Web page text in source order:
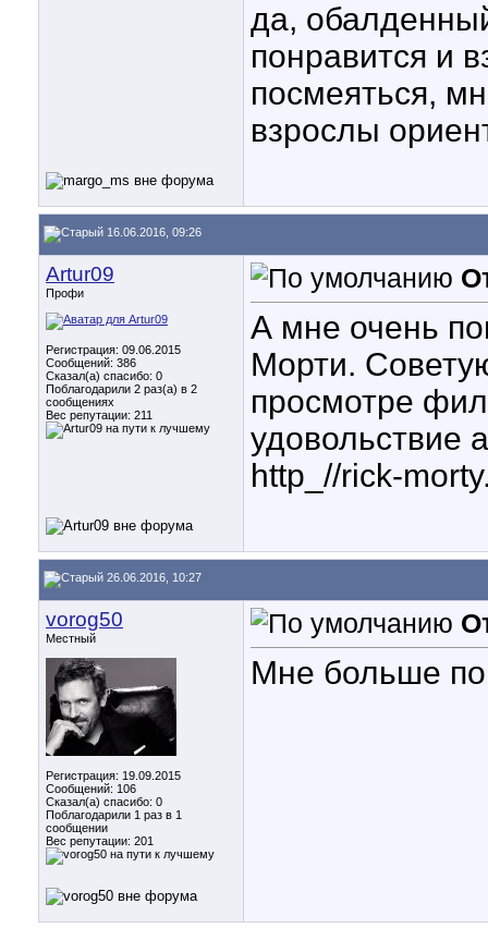
да,
понравится и
посмеяться,
взрослы
16.06.2016, 09:26
Artur09
Профи
Регистрация: 09.06.2015
Сообщений: 386
Сказал(а) спасибо: 0
Поблагодарили 2 раз(а) в 2
сообщениях
Вес репутации: 211
А мне очень
Морти.
просмотре
удовольствие
http_//rick-
26.06.2016, 10:27
vorog50
Местный
Регистрация: 19.09.2015
Сообщений: 106
Сказал(а) спасибо: 0
Поблагодарили 1 раз в 1
сообщении
Вес репутации: 201
Мне больше по